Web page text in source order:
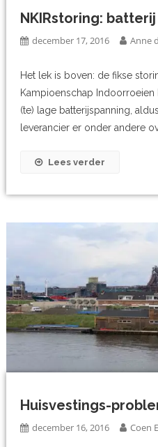
NKIRstoring:
december 17, 2016 Anne
Het lek is boven: de fikse
Kampioenschap
(te) lage batterijspanning,
leverancier er onder andere
Lees verder
Huisvestings-
december 16, 2016 Coen